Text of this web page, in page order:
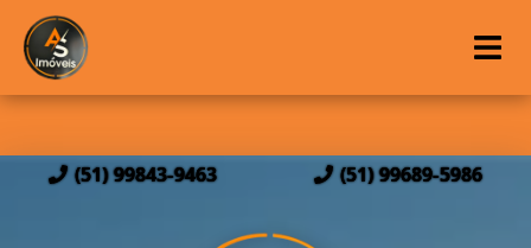
(51) 99843-9463 (51) 99689-5986